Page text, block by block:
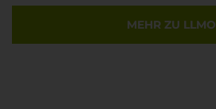
MEHR ZU LLMO